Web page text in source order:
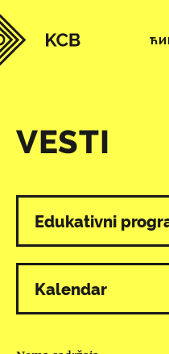
VESTI
Svi programi
Edukativni
Kalendar